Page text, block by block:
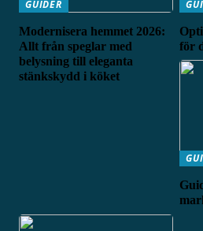
GUIDER
Modernisera hemmet 2026:
Allt från speglar med
belysning till eleganta
stänkskydd i köket
för